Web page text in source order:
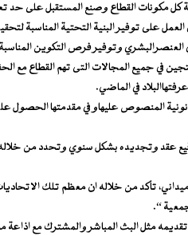
كل مكونات القطاع وصنع المستقبل على حد
على توفير البنية التحتية المناسبة
العنصرالبشري وتوفير فرص التكوين
جميع المجالات التى تهم القطاع مع
في الماضي.
المنصوص عليهاو في مقدمتها الحصول
عقد وتجديده بشكل سنوي وتحدد من خلاله
“.
مثل البث المباشر والمشترك مع اذاعة